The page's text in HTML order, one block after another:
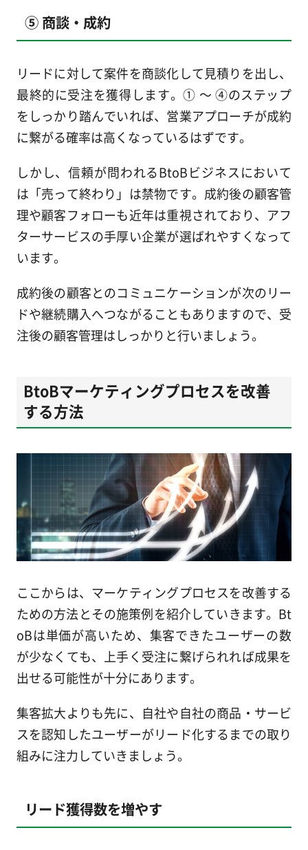
⑤ 商談・成約
リードに対して案件を商談化して見積りを出し、
最終的に受注を獲得します。① ～ ④のステップ
をしっかり踏んでいれば、営業アプローチが成約
に繋がる確率は高くなっているはずです。
しかし、信頼が問われるBtoBビジネスにおいて
は「売って終わり」は禁物です。成約後の顧客管
理や顧客フォローも近年は重視されており、アフ
ターサービスの手厚い企業が選ばれやすくなって
います。
成約後の顧客とのコミュニケーションが次のリー
ドや継続購入へつながることもありますので、受
注後の顧客管理はしっかりと行いましょう。
BtoBマーケティングプロセスを改善
する方法
ここからは、マーケティングプロセスを改善する
ための方法とその施策例を紹介していきます。Bt
oBは単価が高いため、集客できたユーザーの数
が少なくても、上手く受注に繋げられれば成果を
出せる可能性が十分にあります。
集客拡大よりも先に、自社や自社の商品・サービ
スを認知したユーザーがリード化するまでの取り
組みに注力していきましょう。
リード獲得数を増やす